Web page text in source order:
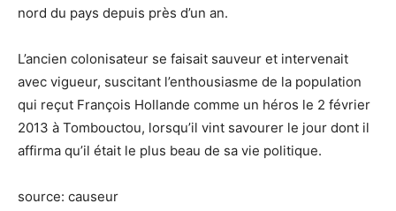
nord du pays depuis près d’un an.
L’ancien colonisateur se faisait sauveur et intervenait
avec vigueur, suscitant l’enthousiasme de la population
qui reçut François Hollande comme un héros le 2 février
2013 à Tombouctou, lorsqu’il vint savourer le jour dont il
affirma qu’il était le plus beau de sa vie politique.
source: causeur